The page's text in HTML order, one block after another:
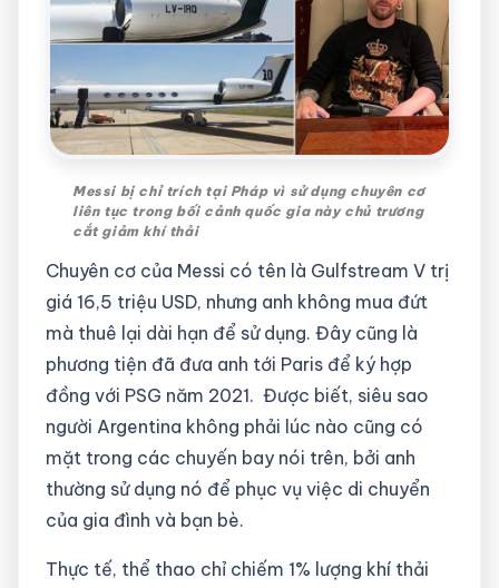
Messi bị chỉ trích tại Pháp vì sử dụng chuyên cơ
liên tục trong bối cảnh quốc gia này chủ trương
cắt giảm khí thải
Chuyên cơ của Messi có tên là Gulfstream V trị
giá 16,5 triệu USD, nhưng anh không mua đứt
mà thuê lại dài hạn để sử dụng. Đây cũng là
phương tiện đã đưa anh tới Paris để ký hợp
đồng với PSG năm 2021. Được biết, siêu sao
người Argentina không phải lúc nào cũng có
mặt trong các chuyến bay nói trên, bởi anh
thường sử dụng nó để phục vụ việc di chuyển
của gia đình và bạn bè.
Thực tế, thể thao chỉ chiếm 1% lượng khí thải